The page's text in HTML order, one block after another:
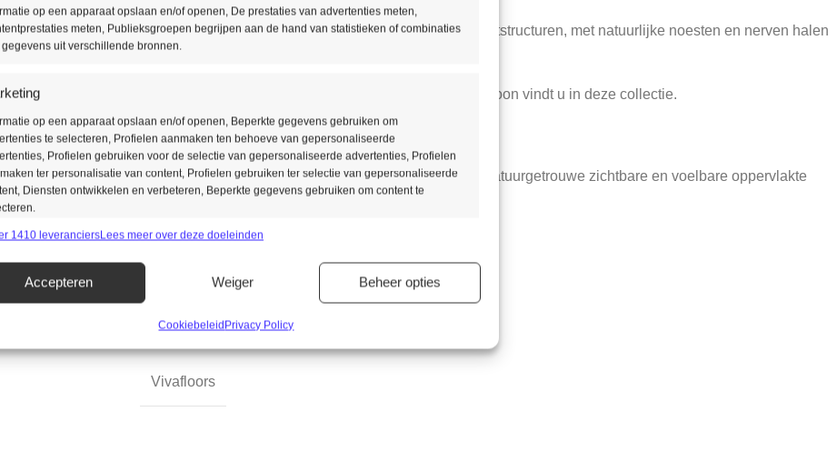
op een apparaat opslaan en/of openen, De prestaties van advertenties meten,
meten, Publieksgroepen begrijpen aan de hand van statistieken of combinaties
uit verschillende bronnen.
op een apparaat opslaan en/of openen, Beperkte gegevens gebruiken om
te selecteren, Profielen aanmaken ten behoeve van gepersonaliseerde
Profielen gebruiken voor de selectie van gepersonaliseerde advertenties, Profielen
ter personalisatie van content, Profielen gebruiken ter selectie van gepersonaliseerde
Diensten ontwikkelen en verbeteren, Beperkte gegevens gebruiken om content te
uit andere gegevensbronnen met elkaar matchen en combineren,
apparaten linken, Apparaten identificeren op basis van automatisch
Advertenties en content leveren en tonen, Privacykeuzes
1410 leveranciersLees meer over deze doeleinden
Accepteren Weiger Beheer opties
CookiebeleidPrivacy Policy
Vivafloors
De matte afwerking en de realistische houtstructuren, met natuurlijke noesten en nerven halen
Zowel een recht plank als het visgraatpatroon vindt u in deze collectie.
Liever een tegelmotief?
Ook deze vindt u bij Vivafloors; met een natuurgetrouwe zichtbare en voelbare oppervlakte
structuur.